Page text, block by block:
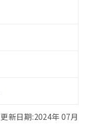
更新日期:2024年 07月